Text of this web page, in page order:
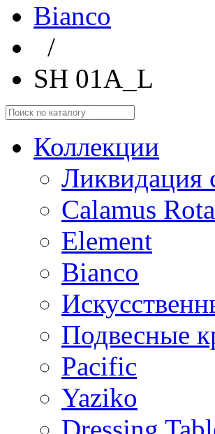
Bianco
/
SH 01A_L
Коллекции
Ликвидация
Calamus
Element
Bianco
Подвесные
Pacific
Yaziko